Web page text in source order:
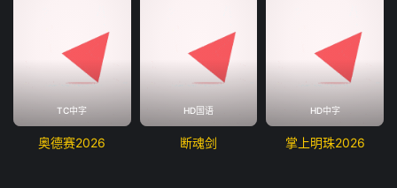
TC中字
奥德赛2026
HD国语
断魂剑
HD中字
掌上明珠2026